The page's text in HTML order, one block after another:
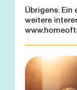
Übrigens: Ein
weitere